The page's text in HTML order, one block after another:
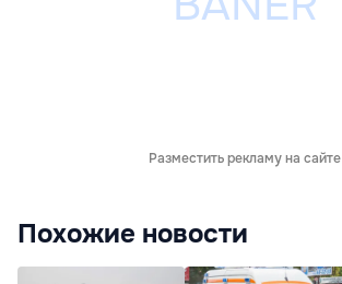
Разместить рекламу на сайте
Похожие новости